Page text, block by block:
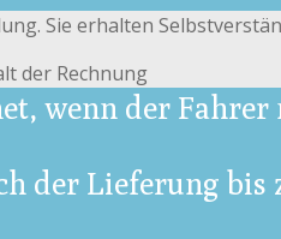
Sie erhalten
der Rechnung
wenn der
der Lieferung bis